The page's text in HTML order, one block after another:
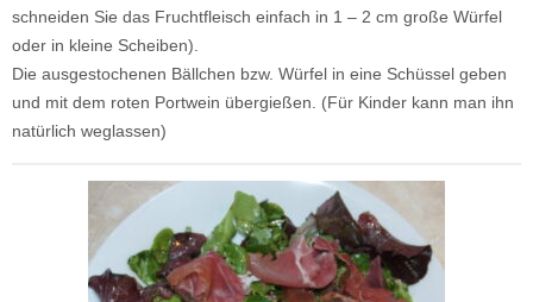
schneiden Sie das Fruchtfleisch einfach in 1 – 2 cm große Würfel
oder in kleine Scheiben).
Die ausgestochenen Bällchen bzw. Würfel in eine Schüssel geben
und mit dem roten Portwein übergießen. (Für Kinder kann man ihn
natürlich weglassen)